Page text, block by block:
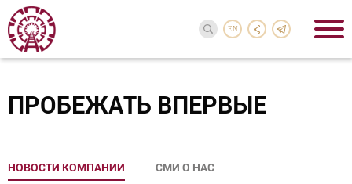
EN
ПРОБЕЖАТЬ ВПЕРВЫЕ
НОВОСТИ КОМПАНИИ
СМИ О НАС